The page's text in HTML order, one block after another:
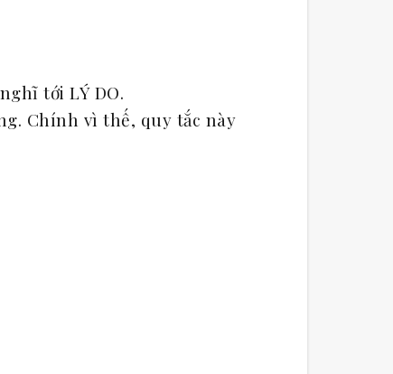
tới LÝ DO.
Chính vì thế, quy tắc này